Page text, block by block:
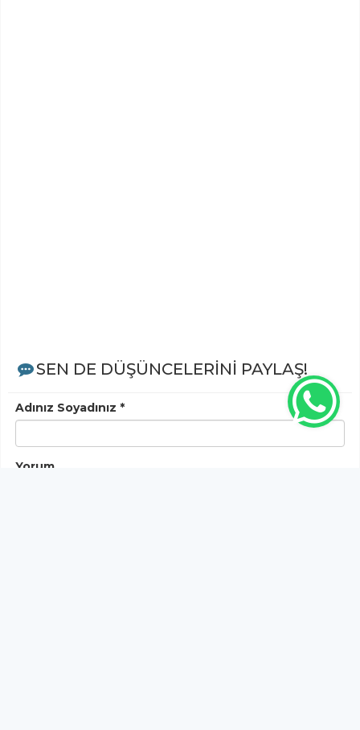
SEN DE DÜŞÜNCELERİNİ PAYLAŞ!
Adınız Soyadınız *
Yorum